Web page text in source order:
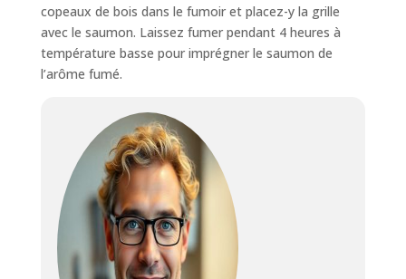
copeaux de bois dans le fumoir et placez-y la grille
avec le saumon. Laissez fumer pendant 4 heures à
température basse pour imprégner le saumon de
l’arôme fumé.